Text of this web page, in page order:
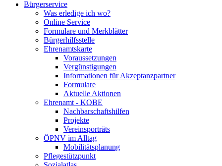
Bürgerservice
Was erledige ich wo?
Online Service
Formulare und Merkblätter
Bürgerhilfsstelle
Ehrenamtskarte
Voraussetzungen
Vergünstigungen
Informationen für Akzeptanzpartner
Formulare
Aktuelle Aktionen
Ehrenamt - KOBE
Nachbarschaftshilfen
Projekte
Vereinsporträts
ÖPNV im Alltag
Mobilitätsplanung
Pflegestützpunkt